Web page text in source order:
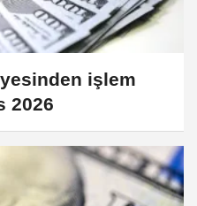
işlem
2026